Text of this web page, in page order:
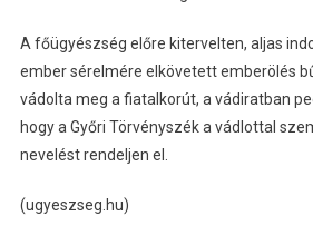
A főügyészség előre kitervelten, aljas
ember sérelmére elkövetett emberölés
vádolta meg a fiatalkorút, a vádiratban
hogy a Győri Törvényszék a vádlottal
nevelést rendeljen el.
(ugyeszseg.hu)